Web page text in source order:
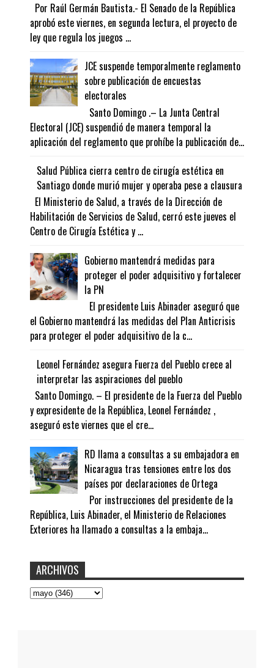
Por Raúl Germán Bautista.- El Senado de la República
aprobó este viernes, en segunda lectura, el proyecto de
ley que regula los juegos ...
JCE suspende temporalmente reglamento
sobre publicación de encuestas
electorales
Santo Domingo .– La Junta Central
Electoral (JCE) suspendió de manera temporal la
aplicación del reglamento que prohíbe la publicación de...
Salud Pública cierra centro de cirugía estética en
Santiago donde murió mujer y operaba pese a clausura
El Ministerio de Salud, a través de la Dirección de
Habilitación de Servicios de Salud, cerró este jueves el
Centro de Cirugía Estética y ...
Gobierno mantendrá medidas para
proteger el poder adquisitivo y fortalecer
la PN
El presidente Luis Abinader aseguró que
el Gobierno mantendrá las medidas del Plan Anticrisis
para proteger el poder adquisitivo de la c...
Leonel Fernández asegura Fuerza del Pueblo crece al
interpretar las aspiraciones del pueblo
Santo Domingo. – El presidente de la Fuerza del Pueblo
y expresidente de la República, Leonel Fernández ,
aseguró este viernes que el cre...
RD llama a consultas a su embajadora en
Nicaragua tras tensiones entre los dos
países por declaraciones de Ortega
Por instrucciones del presidente de la
República, Luis Abinader, el Ministerio de Relaciones
Exteriores ha llamado a consultas a la embaja...
ARCHIVOS